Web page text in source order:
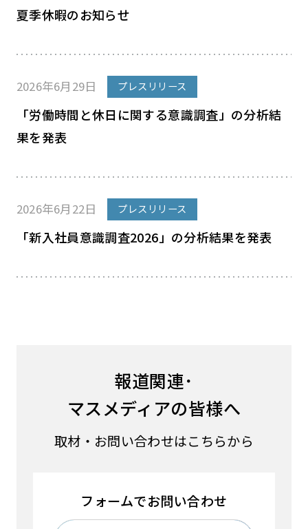
夏季休暇のお知らせ
2026年6月29日 プレスリリース
「労働時間と休日に関する意識調査」の分析結
果を発表
2026年6月22日 プレスリリース
「新入社員意識調査2026」の分析結果を発表
報道関連･
マスメディアの皆様へ
取材・お問い合わせはこちらから
フォームでお問い合わせ